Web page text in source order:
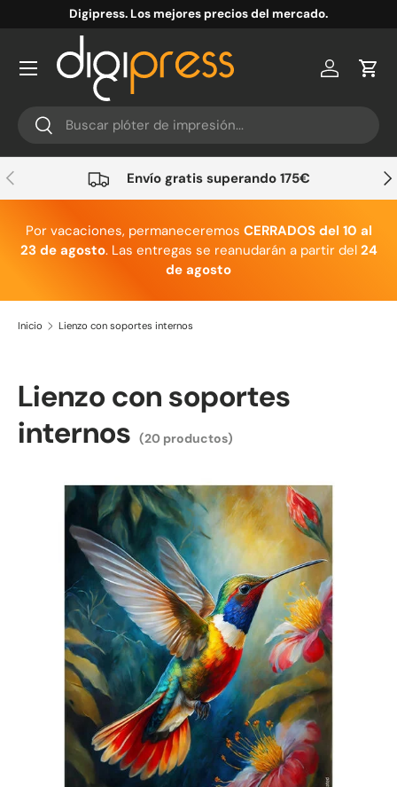
Ir al contenido
Digipress. Los mejores precios del mercado.
Buscar
Buscar
Cuenta
Anterior Envío gratis superando 175€
Por vacaciones, permaneceremos CERRADOS del 10 al
23 de agosto. Las entregas se reanudarán a partir del 24
de agosto
Inicio Lienzo con soportes internos
Lienzo con soportes
internos (20 productos)